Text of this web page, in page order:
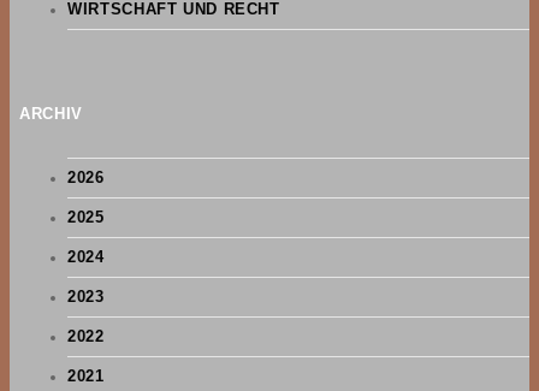
WIRTSCHAFT UND RECHT
ARCHIV
2026
2025
2024
2023
2022
2021